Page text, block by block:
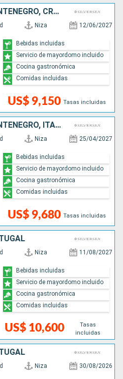
FRANCIA, ALBANIA, MONTENEGRO, CROACIA, GRECIA, ESLOVENIA, ITALIA
Niza 12/06/2027
US$ 9,150 Tasas incluidas
Bebidas incluidas
Servicio de mayordomo incluido
Cocina gastronómica
Comidas incluidas
FRANCIA, ALBANIA, MONTENEGRO, ITALIA, CROACIA, ESLOVENIA
Niza 25/04/2027
US$ 9,680 Tasas incluidas
Bebidas incluidas
Servicio de mayordomo incluido
Cocina gastronómica
Comidas incluidas
Niza 11/08/2027
US$ 10,600
Tasas
incluidas
Bebidas incluidas
Servicio de mayordomo incluido
Cocina gastronómica
Comidas incluidas
Niza 30/08/2026